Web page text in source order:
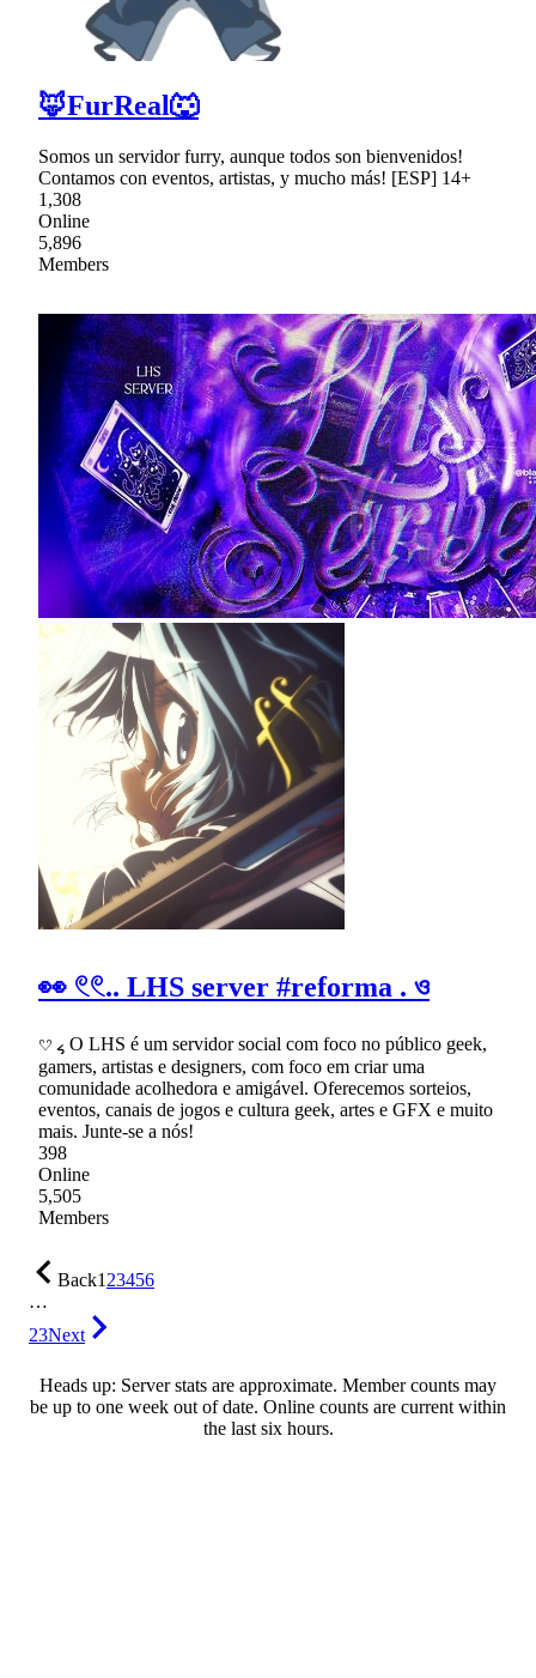
🦊FurReal🐺
Somos un servidor furry, aunque todos son bienvenidos!
Contamos con eventos, artistas, y mucho más! [ESP] 14+
1,308
Online
5,896
Members
👀 𓏲𓏲.. LHS server #reforma . ও
𔘓 ៹ O LHS é um servidor social com foco no público geek,
gamers, artistas e designers, com foco em criar uma
comunidade acolhedora e amigável. Oferecemos sorteios,
eventos, canais de jogos e cultura geek, artes e GFX e muito
mais. Junte-se a nós!
398
Online
5,505
Members
Back123456
…
23Next
Heads up: Server stats are approximate. Member counts may
be up to one week out of date. Online counts are current within
the last six hours.